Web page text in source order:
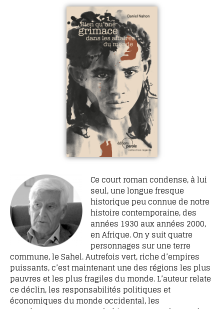
Ce court roman condense, à lui
seul, une longue fresque
historique peu connue de notre
histoire contemporaine, des
années 1930 aux années 2000,
en Afrique. On y suit quatre
personnages sur une terre
commune, le Sahel. Autrefois vert, riche d’empires
puissants, c’est maintenant une des régions les plus
pauvres et les plus fragiles du monde. L’auteur relate
ce déclin, les responsabilités politiques et
économiques du monde occidental, les